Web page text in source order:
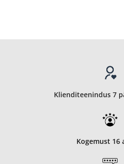
Klienditeenindus 7
Kogemust 16